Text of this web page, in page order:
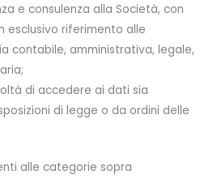
e consulenza alla Società, con
esclusivo riferimento alle
contabile, amministrativa, legale,
di accedere ai dati sia
di legge o da ordini delle
alle categorie sopra